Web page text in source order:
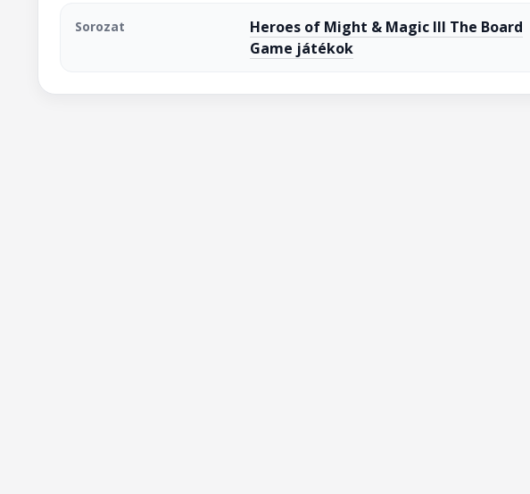
Sorozat
Heroes of Might & Magic III The Board
Game játékok